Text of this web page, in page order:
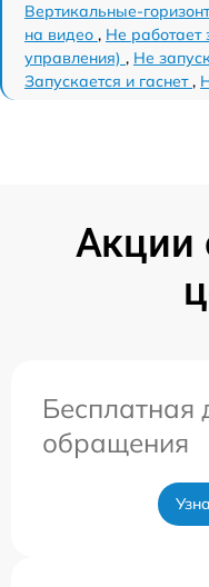
Вертикальные-
на видео , Не работает
управления) , Не
Запускается и гаснет,
Акции
Бесплатная
обращения